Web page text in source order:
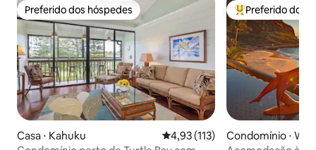
Preferido dos hóspedes
Preferido dos hóspedes
Casa ⋅ Kahuku 4,93 de uma avaliação média de
4,93 (113)
Entre os
Preferido dos
Condomínio ⋅